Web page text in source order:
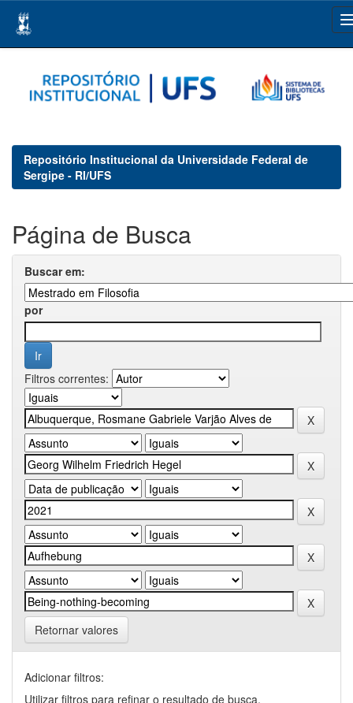
navigation
Repositório Institucional da Universidade Federal de
Sergipe - RI/UFS
Página de Busca
Buscar em:
por
Filtros correntes:
Retornar valores
Adicionar filtros:
Utilizar filtros para refinar o resultado de busca.